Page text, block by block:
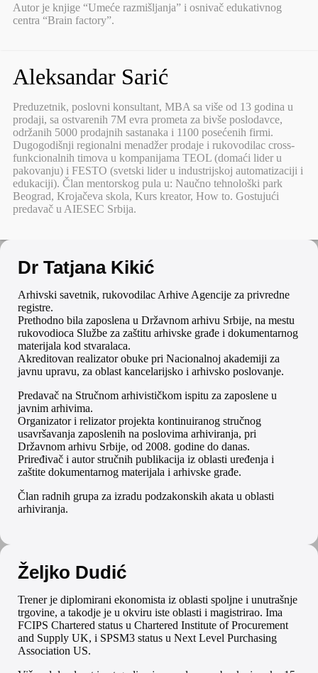
Autor je knjige “Umeće razmišljanja” i osnivač edukativnog
centra “Brain factory”.
Aleksandar Sarić
Preduzetnik, poslovni konsultant, MBA sa više od 13 godina u
prodaji, sa ostvarenih 7M evra prometa za bivše poslodavce,
održanih 5000 prodajnih sastanaka i 1100 posećenih firmi.
Dugogodišnji regionalni menadžer prodaje i rukovodilac cross-
funkcionalnih timova u kompanijama TEOL (domaći lider u
pakovanju) i FESTO (svetski lider u industrijskoj automatizaciji i
edukaciji). Član mentorskog pula u: Naučno tehnološki park
Beograd, Krojačeva skola, Kurs kreator, How to. Gostujući
predavač u AIESEC Srbija.
Dr Tatjana Kikić
Arhivski savetnik, rukovodilac Arhive Agencije za privredne
registre.
Prethodno bila zaposlena u Državnom arhivu Srbije, na mestu
rukovodioca Službe za zaštitu arhivske građe i dokumentarnog
materijala kod stvaralaca.
Akreditovan realizator obuke pri Nacionalnoj akademiji za
javnu upravu, za oblast kancelarijsko i arhivsko poslovanje.
Predavač na Stručnom arhivističkom ispitu za zaposlene u
javnim arhivima.
Organizator i relizator projekta kontinuiranog stručnog
usavršavanja zaposlenih na poslovima arhiviranja, pri
Državnom arhivu Srbije, od 2008. godine do danas.
Priređivač i autor stručnih publikacija iz oblasti uređenja i
zaštite dokumentarnog materijala i arhivske građe.
Član radnih grupa za izradu podzakonskih akata u oblasti
arhiviranja.
Željko Dudić
Trener je diplomirani ekonomista iz oblasti spoljne i unutrašnje
trgovine, a takodje je u okviru iste oblasti i magistrirao. Ima
FCIPS Chartered status u Chartered Institute of Procurement
and Supply UK, i SPSM3 status u Next Level Purchasing
Association US.